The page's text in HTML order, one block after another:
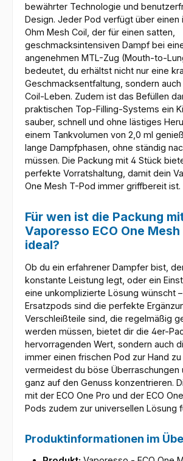
bewährter Technologie und
Design. Jeder Pod verfügt über einen
Ohm Mesh Coil, der für einen satten,
geschmacksintensiven Dampf bei
angenehmen MTL-Zug (Mouth-to-
bedeutet, du erhältst nicht nur eine
Geschmacksentfaltung, sondern
Coil-Leben. Zudem ist das Befüllen
praktischen Top-Filling-Systems ein
sauber, schnell und ohne lästiges
einem Tankvolumen von 2,0 ml
lange Dampfphasen, ohne ständig
müssen. Die Packung mit 4 Stück
perfekte Vorratshaltung, damit dein
One Mesh T-Pod immer griffbereit ist.
Für wen ist die Packung
Vaporesso ECO One
ideal?
Ob du ein erfahrener Dampfer bist,
konstante Leistung legt, oder ein
eine unkomplizierte Lösung wünscht
Ersatzpods sind die perfekte
Verschleißteile sind, die regelmäßig
werden müssen, bietet dir die 4er-
hervorragenden Wert, sondern auch
immer einen frischen Pod zur Hand zu
vermeidest du böse Überraschungen
ganz auf den Genuss konzentrieren.
mit der ECO One Pro und der ECO
Pods zudem zur universellen Lösung
Produktinformationen im